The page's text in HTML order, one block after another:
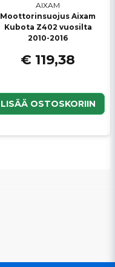
AIXAM
Moottorinsuojus Aixam
Kubota Z402 vuosilta
2010-2016
€ 119,38
LISÄÄ OSTOSKORIIN